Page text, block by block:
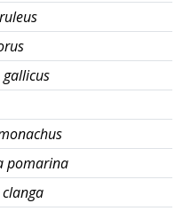
gallicus
pomarina